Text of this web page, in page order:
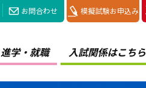
お問合わせ 模擬試験お申込み
進学・就職 入試関係はこちら